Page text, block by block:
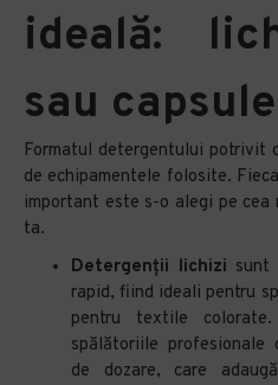
ideală:
sau capsule
Formatul detergentului potrivit
de echipamentele folosite.
important este s-o alegi pe
ta.
Detergenții lichizi sunt
rapid, fiind ideali pentru
pentru textile
spălătoriile profesionale
de dozare, care